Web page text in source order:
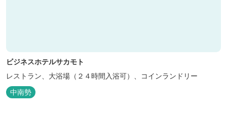
ビジネスホテルサカモト
レストラン、大浴場（２４時間入浴可）、コインランドリー
中南勢